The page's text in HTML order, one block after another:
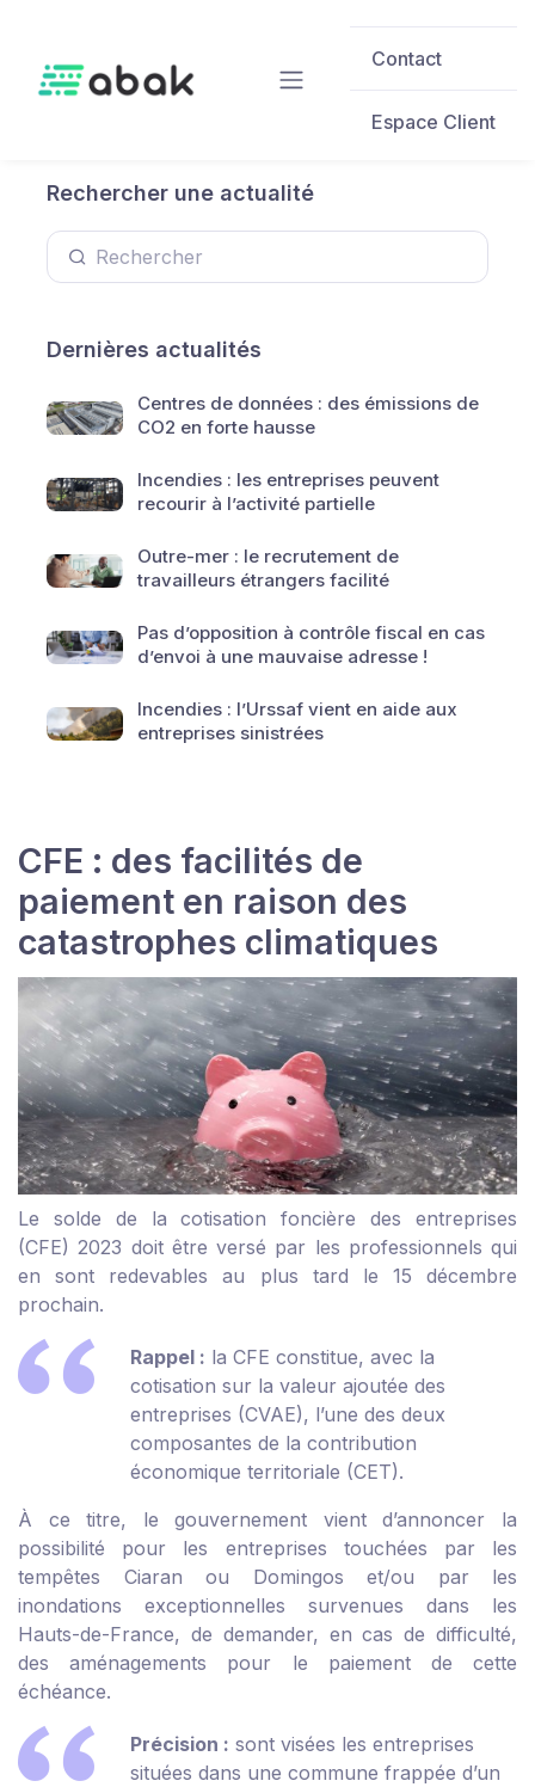
Contact
Espace Client
Rechercher une actualité
Dernières actualités
Centres de données : des émissions de
CO2 en forte hausse
Incendies : les entreprises peuvent
recourir à l’activité partielle
Outre-mer : le recrutement de
travailleurs étrangers facilité
Pas d’opposition à contrôle fiscal en cas
d’envoi à une mauvaise adresse !
Incendies : l’Urssaf vient en aide aux
entreprises sinistrées
CFE : des facilités de
paiement en raison des
catastrophes climatiques
Le solde de la cotisation foncière des entreprises
(CFE) 2023 doit être versé par les professionnels qui
en sont redevables au plus tard le 15 décembre
prochain.
Rappel : la CFE constitue, avec la
cotisation sur la valeur ajoutée des
entreprises (CVAE), l’une des deux
composantes de la contribution
économique territoriale (CET).
À ce titre, le gouvernement vient d’annoncer la
possibilité pour les entreprises touchées par les
tempêtes Ciaran ou Domingos et/ou par les
inondations exceptionnelles survenues dans les
Hauts-de-France, de demander, en cas de difficulté,
des aménagements pour le paiement de cette
échéance.
Précision : sont visées les entreprises
situées dans une commune frappée d’un